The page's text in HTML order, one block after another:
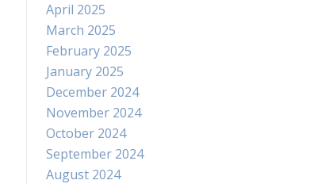
April 2025
March 2025
February 2025
January 2025
December 2024
November 2024
October 2024
September 2024
August 2024